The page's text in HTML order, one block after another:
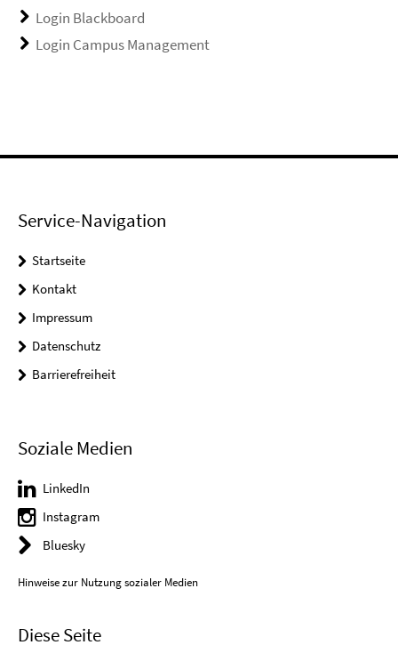
Login Blackboard
Login Campus Management
Service-Navigation
Startseite
Kontakt
Impressum
Datenschutz
Barrierefreiheit
Soziale Medien
LinkedIn
Instagram
Bluesky
Hinweise zur Nutzung sozialer Medien
Diese Seite